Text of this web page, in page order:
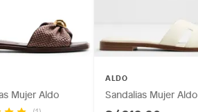
Mujer Aldo
ALDO
Sandalias Mujer Aldo